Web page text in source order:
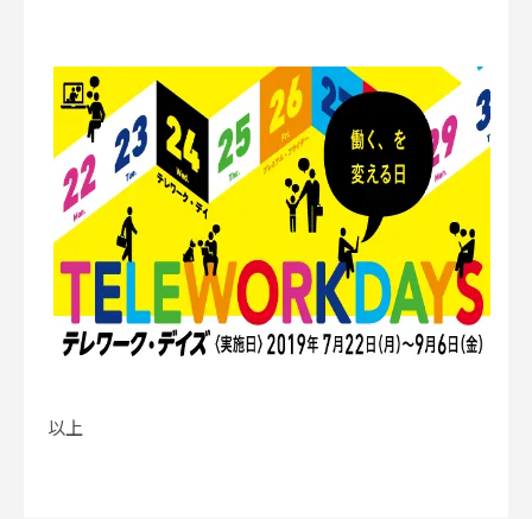
以上